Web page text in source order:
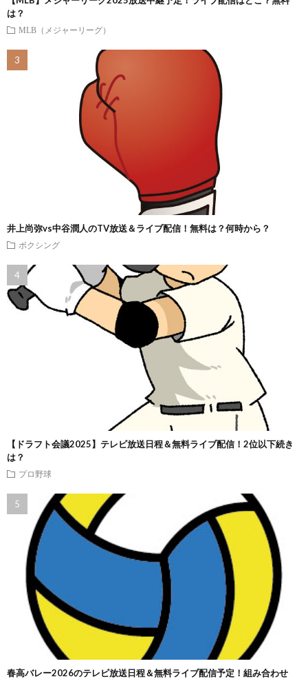
は？
MLB（メジャーリーグ）
井上尚弥vs中谷潤人のTV放送＆ライブ配信！無料は？何時から？
ボクシング
【ドラフト会議2025】テレビ放送日程＆無料ライブ配信！2位以下続き
は？
プロ野球
春高バレー2026のテレビ放送日程＆無料ライブ配信予定！組み合わせ